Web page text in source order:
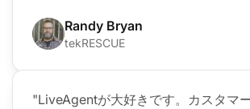
Randy Bryan
tekRESCUE
"LiveAgentが大好きです。カスタマ